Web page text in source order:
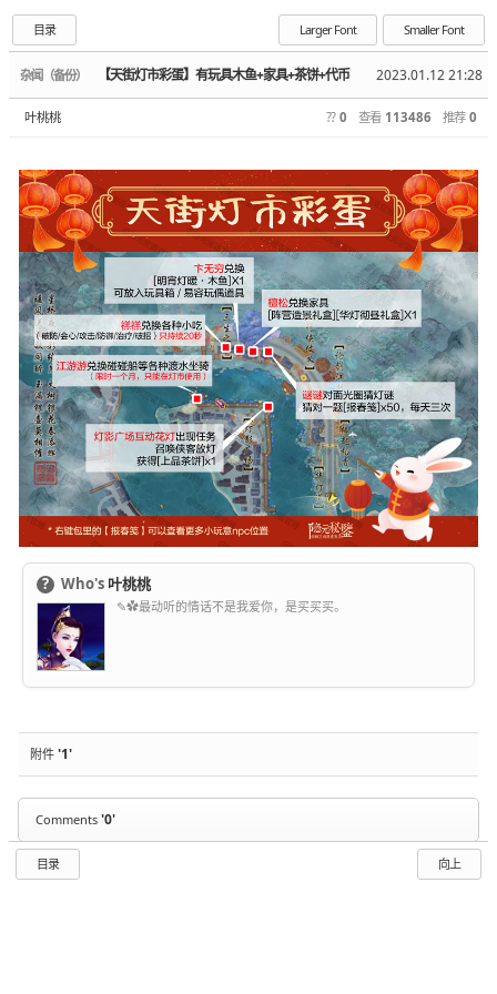
目录 Larger Font Smaller Font
杂闻（备份） 2023.01.12 21:28
【天街灯市彩蛋】有玩具木鱼+家具+茶饼+代币
叶桃桃 ?? 0 查看 113486 推荐 0
? Who's 叶桃桃
✎✿最动听的情话不是我爱你，是买买买。
附件 '1'
Comments '0'
目录 向上